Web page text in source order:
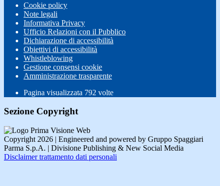
Cookie policy
Note legali
Informativa Privacy
Ufficio Relazioni con il Pubblico
Dichiarazione di accessibilità
Obiettivi di accessibilità
Whistleblowing
Gestione consensi cookie
Amministrazione trasparente
Pagina visualizzata 792 volte
Sezione Copyright
Copyright 2026 | Engineered and powered by Gruppo Spaggiari
Parma S.p.A. | Divisione Publishing & New Social Media
Disclaimer trattamento dati personali